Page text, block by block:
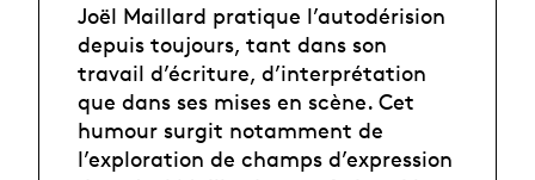
Joël Maillard pratique l’autodérision
depuis toujours, tant dans son
travail d’écriture, d’interprétation
que dans ses mises en scène. Cet
humour surgit notamment de
l’exploration de champs d’expression